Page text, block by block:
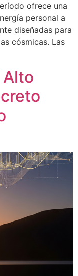
ofrece una
personal a
diseñadas para
cósmicas. Las